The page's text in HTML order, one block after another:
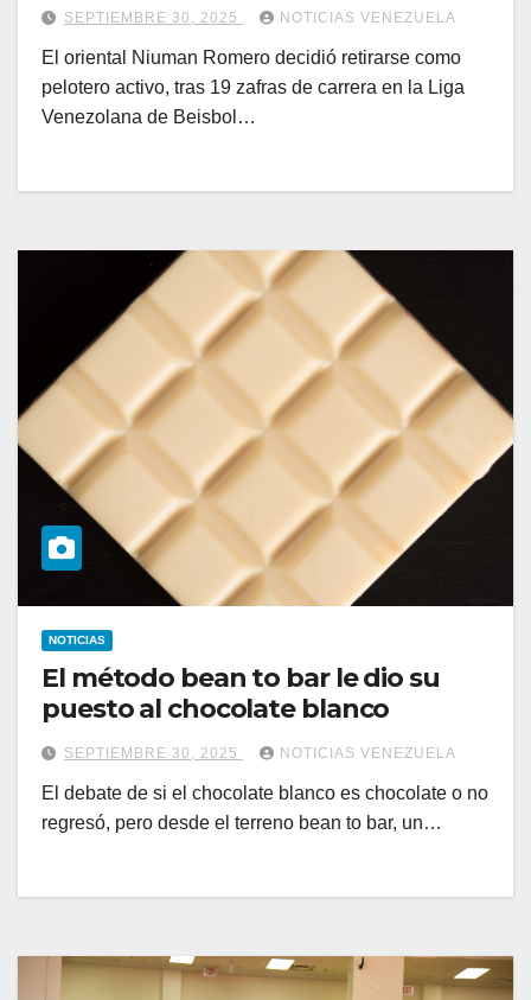
SEPTIEMBRE 30, 2025 NOTICIAS VENEZUELA
El oriental Niuman Romero decidió retirarse como
pelotero activo, tras 19 zafras de carrera en la Liga
Venezolana de Beisbol…
NOTICIAS
El método bean to bar le dio su
puesto al chocolate blanco
SEPTIEMBRE 30, 2025 NOTICIAS VENEZUELA
El debate de si el chocolate blanco es chocolate o no
regresó, pero desde el terreno bean to bar, un…